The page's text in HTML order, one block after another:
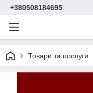
+380508184695
Товари та послуги